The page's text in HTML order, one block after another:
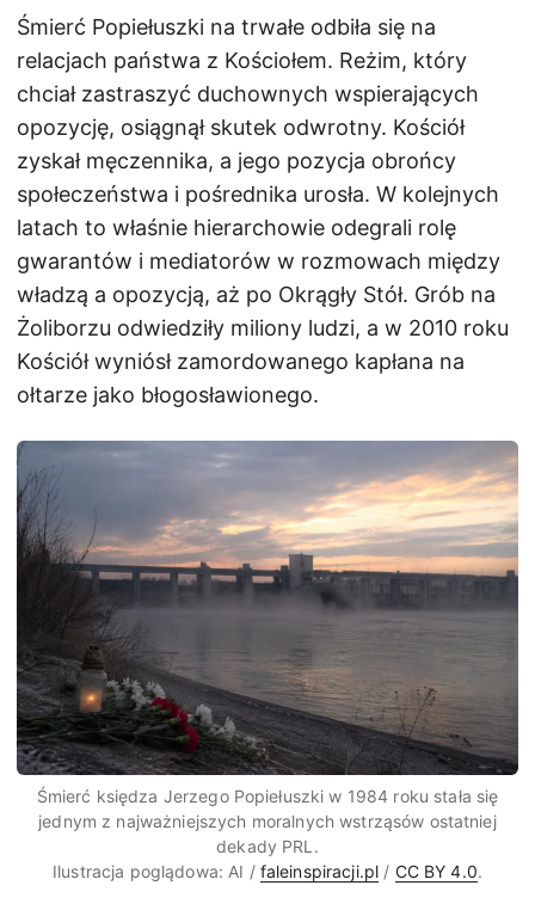
Śmierć Popiełuszki na trwałe odbiła się na
relacjach państwa z Kościołem. Reżim, który
chciał zastraszyć duchownych wspierających
opozycję, osiągnął skutek odwrotny. Kościół
zyskał męczennika, a jego pozycja obrońcy
społeczeństwa i pośrednika urosła. W kolejnych
latach to właśnie hierarchowie odegrali rolę
gwarantów i mediatorów w rozmowach między
władzą a opozycją, aż po Okrągły Stół. Grób na
Żoliborzu odwiedziły miliony ludzi, a w 2010 roku
Kościół wyniósł zamordowanego kapłana na
ołtarze jako błogosławionego.
Śmierć księdza Jerzego Popiełuszki w 1984 roku stała się
jednym z najważniejszych moralnych wstrząsów ostatniej
dekady PRL.
Ilustracja poglądowa: AI / faleinspiracji.pl / CC BY 4.0.